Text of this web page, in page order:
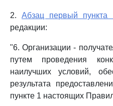
2.Абзац первый пункта
редакции:
"6. Организации -
путем проведения
наилучших условий,
результата
пункте 1 настоящих